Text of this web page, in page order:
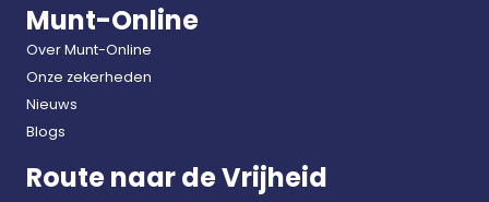
Munt-Online
Over Munt-Online
Onze zekerheden
Nieuws
Blogs
Route naar de Vrijheid